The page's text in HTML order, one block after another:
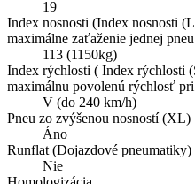
19
Index nosnosti (Index nosnosti
maximálne zaťaženie jednej
113 (1150kg)
Index rýchlosti ( Index rýchlosti
maximálnu povolenú rýchlosť
V (do 240 km/h)
Pneu zo zvýšenou nosností (XL)
Áno
Runflat (Dojazdové pneumatiky)
Nie